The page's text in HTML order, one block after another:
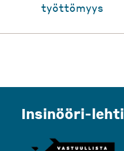
työttömyys
Insinööri-lehti